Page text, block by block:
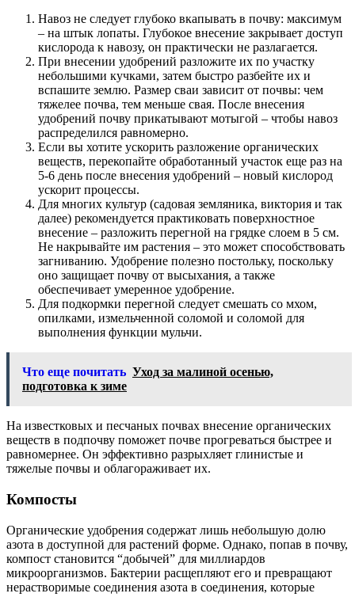
Навоз не следует глубоко вкапывать в почву: максимум
– на штык лопаты. Глубокое внесение закрывает доступ
кислорода к навозу, он практически не разлагается.
При внесении удобрений разложите их по участку
небольшими кучками, затем быстро разбейте их и
вспашите землю. Размер сваи зависит от почвы: чем
тяжелее почва, тем меньше свая. После внесения
удобрений почву прикатывают мотыгой – чтобы навоз
распределился равномерно.
Если вы хотите ускорить разложение органических
веществ, перекопайте обработанный участок еще раз на
5-6 день после внесения удобрений – новый кислород
ускорит процессы.
Для многих культур (садовая земляника, виктория и так
далее) рекомендуется практиковать поверхностное
внесение – разложить перегной на грядке слоем в 5 см.
Не накрывайте им растения – это может способствовать
загниванию. Удобрение полезно постольку, поскольку
оно защищает почву от высыхания, а также
обеспечивает умеренное удобрение.
Для подкормки перегной следует смешать со мхом,
опилками, измельченной соломой и соломой для
выполнения функции мульчи.
Что еще почитать Уход за малиной осенью,
подготовка к зиме
На известковых и песчаных почвах внесение органических
веществ в подпочву поможет почве прогреваться быстрее и
равномернее. Он эффективно разрыхляет глинистые и
тяжелые почвы и облагораживает их.
Компосты
Органические удобрения содержат лишь небольшую долю
азота в доступной для растений форме. Однако, попав в почву,
компост становится “добычей” для миллиардов
микроорганизмов. Бактерии расщепляют его и превращают
нерастворимые соединения азота в соединения, которые